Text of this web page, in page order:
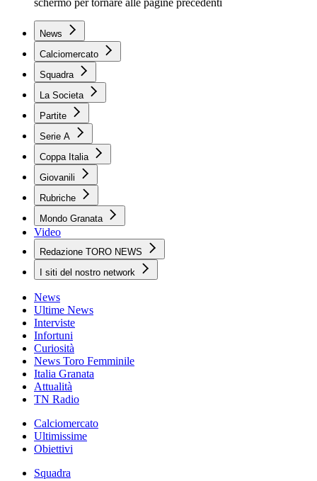
schermo per tornare alle pagine precedenti
News
Calciomercato
Squadra
La Societa
Partite
Serie A
Coppa Italia
Giovanili
Rubriche
Mondo Granata
Video
Redazione TORO NEWS
I siti del nostro network
News
Ultime News
Interviste
Infortuni
Curiosità
News Toro Femminile
Italia Granata
Attualità
TN Radio
Calciomercato
Ultimissime
Obiettivi
Squadra